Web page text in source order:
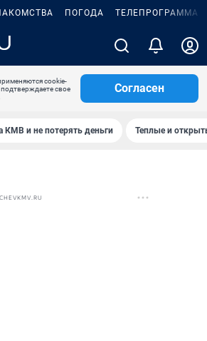
ПОГОДА ТЕЛЕПРОГРАММА
cookie-
свое
Согласен
КМВ и не потерять деньги Теплые и